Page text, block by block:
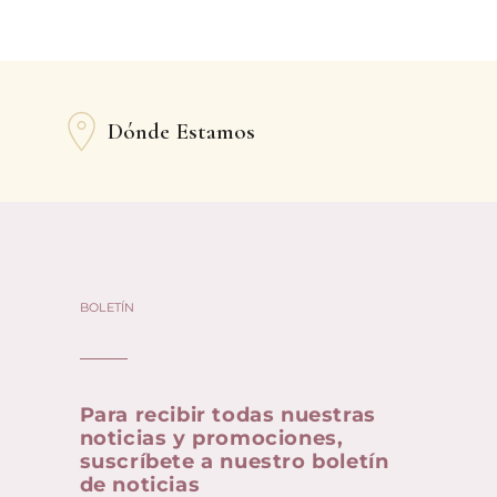
Dónde Estamos
BOLETÍN
Para recibir todas nuestras
noticias y promociones,
suscríbete a nuestro boletín
de noticias